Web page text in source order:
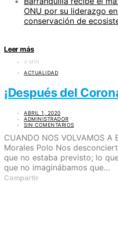
ONU por su liderazgo
conservación de
Leer más
4 MIN
ACTUALIDAD
¡Después del
ABRIL 1, 2020
ADMINISTRADOR
SIN COMENTARIOS
CUANDO NOS VOLVAMOS A
Morales Polo Nos
que no estaba previsto; lo
que no imaginábamos que…
Compartir